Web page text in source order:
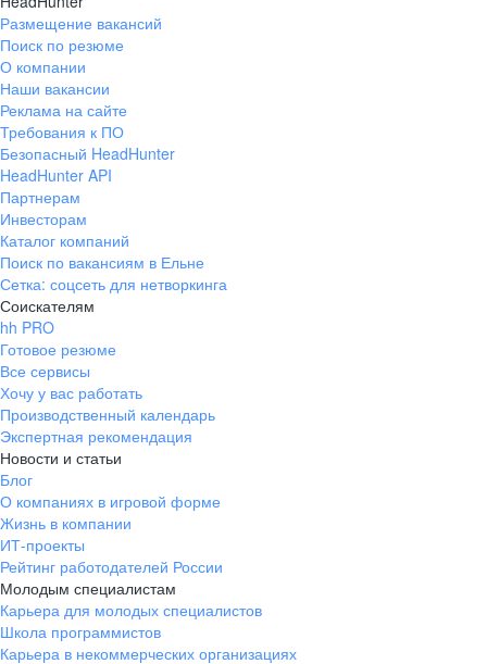
Размещение вакансий
Поиск по резюме
О компании
Наши вакансии
Реклама на сайте
Требования к ПО
Безопасный HeadHunter
HeadHunter API
Партнерам
Инвесторам
Каталог компаний
Поиск по вакансиям в Ельне
Сетка: соцсеть для нетворкинга
Соискателям
hh PRO
Готовое резюме
Все сервисы
Хочу у вас работать
Производственный календарь
Экспертная рекомендация
Новости и статьи
Блог
О компаниях в игровой форме
Жизнь в компании
ИТ-проекты
Рейтинг работодателей России
Молодым специалистам
Карьера для молодых специалистов
Школа программистов
Карьера в некоммерческих организациях